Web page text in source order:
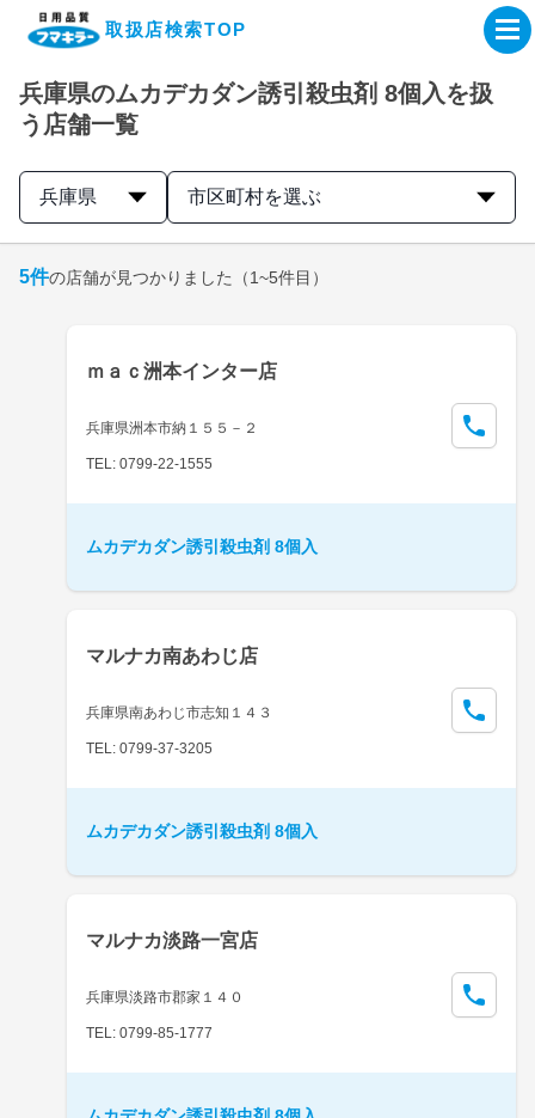
取扱店検索TOP
企業・IR情報サイト
製品情報サイト
取扱店検索はこちら
兵庫県のムカデカダン誘引殺虫剤 8個入を扱
う店舗一覧
兵庫県 市区町村を選ぶ
5件の店舗が見つかりました （1~5件目）
ｍａｃ洲本インター店
兵庫県洲本市納１５５－２
TEL: 0799-22-1555
ムカデカダン誘引殺虫剤 8個入
マルナカ南あわじ店
兵庫県南あわじ市志知１４３
TEL: 0799-37-3205
ムカデカダン誘引殺虫剤 8個入
マルナカ淡路一宮店
兵庫県淡路市郡家１４０
TEL: 0799-85-1777